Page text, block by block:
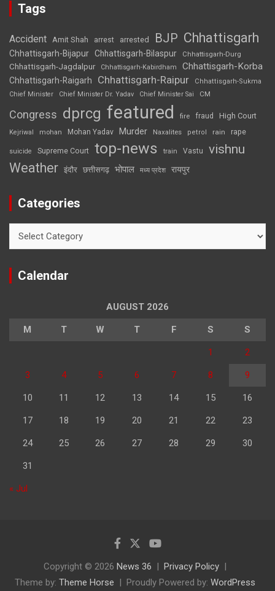
Tags
Accident Amit Shah arrest arrested BJP Chhattisgarh
Chhattisgarh-Bijapur Chhattisgarh-Bilaspur Chhattisgarh-Durg
Chhattisgarh-Jagdalpur Chhattisgarh-Kabirdham Chhattisgarh-Korba
Chhattisgarh-Raigarh Chhattisgarh-Raipur
Chhattisgarh-Sukma
Chief Minister
Chief Minister Dr. Yadav Chief Minister Sai CM
Congress dprcg featured fire fraud High Court
Kejriwal mohan Mohan Yadav Murder Naxalites petrol rain rape
suicide Supreme Court top-news train Vastu vishnu
Weather इंदौर छत्तीसगढ़ भोपाल मध्य प्रदेश रायपुर
Categories
Calendar
AUGUST 2026
M T W T F S S
1 2
3 4 5 6 7 8 9
10 11 12 13 14 15 16
17 18 19 20 21 22 23
24 25 26 27 28 29 30
31
« Jul
Copyright © 2026 News 36
Privacy Policy
Theme by: Theme Horse Proudly Powered by: WordPress